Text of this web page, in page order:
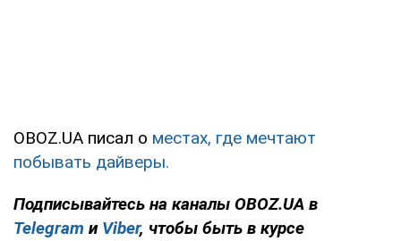
OBOZ.UA писал о местах, где мечтают
побывать дайверы.
Подписывайтесь на каналы OBOZ.UA в
Telegram и Viber, чтобы быть в курсе